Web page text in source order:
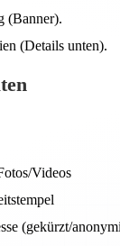
(Banner).
(Details unten).
Videos
(gekürzt/